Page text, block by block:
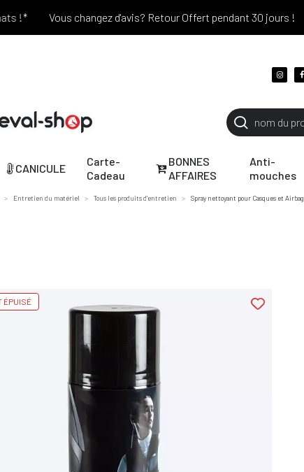
Vous changez d'avis? Retour Offert pendant 30 jours !
CANICULE
Carte-
Cadeau
BONNES
AFFAIRES
Anti-
mouches
Entretien du matériel Tous les produits d'entretien Spray nettoyant pour Casques et
ÉPUISÉ